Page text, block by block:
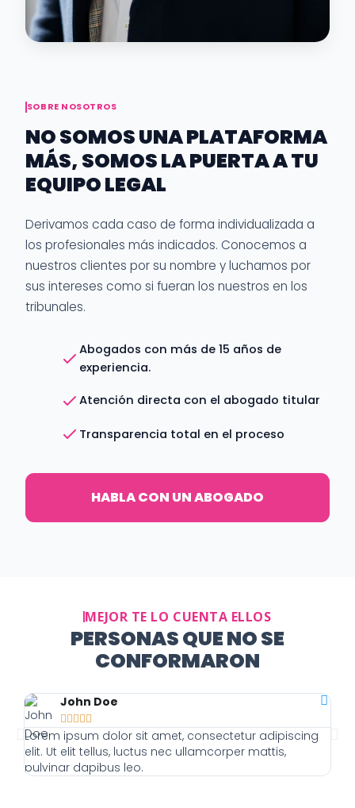
SOBRE NOSOTROS
NO SOMOS UNA PLATAFORMA
MÁS, SOMOS LA PUERTA A TU
EQUIPO LEGAL
Derivamos cada caso de forma individualizada a
los profesionales más indicados. Conocemos a
nuestros clientes por su nombre y luchamos por
sus intereses como si fueran los nuestros en los
tribunales.
Abogados con más de 15 años de
experiencia.
Atención directa con el abogado titular
Transparencia total en el proceso
HABLA CON UN ABOGADO
MEJOR TE LO CUENTA ELLOS
PERSONAS QUE NO SE
CONFORMARON
John Doe

Lorem ipsum dolor sit amet, consectetur adipiscing
elit. Ut elit tellus, luctus nec ullamcorper mattis,
pulvinar dapibus leo.